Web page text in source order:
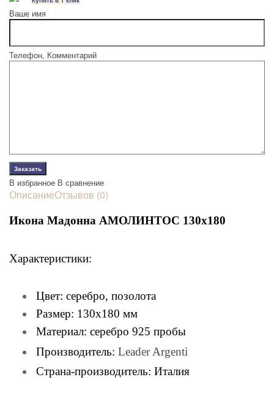
Ваше имя
Телефон, Комментарий
В избранное В сравнение
ОписаниеОтзывов (0)
Икона Мадонна АМОЛИНТОС 130х180
Характеристики:
Цвет: серебро, позолота
Размер: 130х180 мм
Материал: серебро 925 пробы
Производитель: Leader Argenti
Страна-производитель: Италия